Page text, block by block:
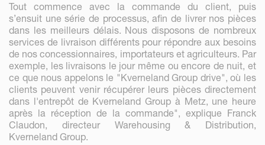
Tout commence avec la commande du client, puis
s’ensuit une série de processus, afin de livrer nos pièces
dans les meilleurs délais. Nous disposons de nombreux
services de livraison différents pour répondre aux besoins
de nos concessionnaires, importateurs et agriculteurs. Par
exemple, les livraisons le jour même ou encore de nuit, et
ce que nous appelons le "Kverneland Group drive", où les
clients peuvent venir récupérer leurs pièces directement
dans l'entrepôt de Kverneland Group à Metz, une heure
après la réception de la commande", explique Franck
Claudon, directeur Warehousing & Distribution,
Kverneland Group.